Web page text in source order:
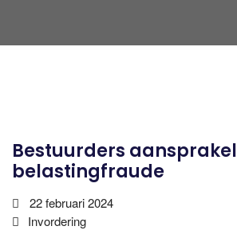
Bestuurders
belastingfraude
22 februari 2024
Invordering